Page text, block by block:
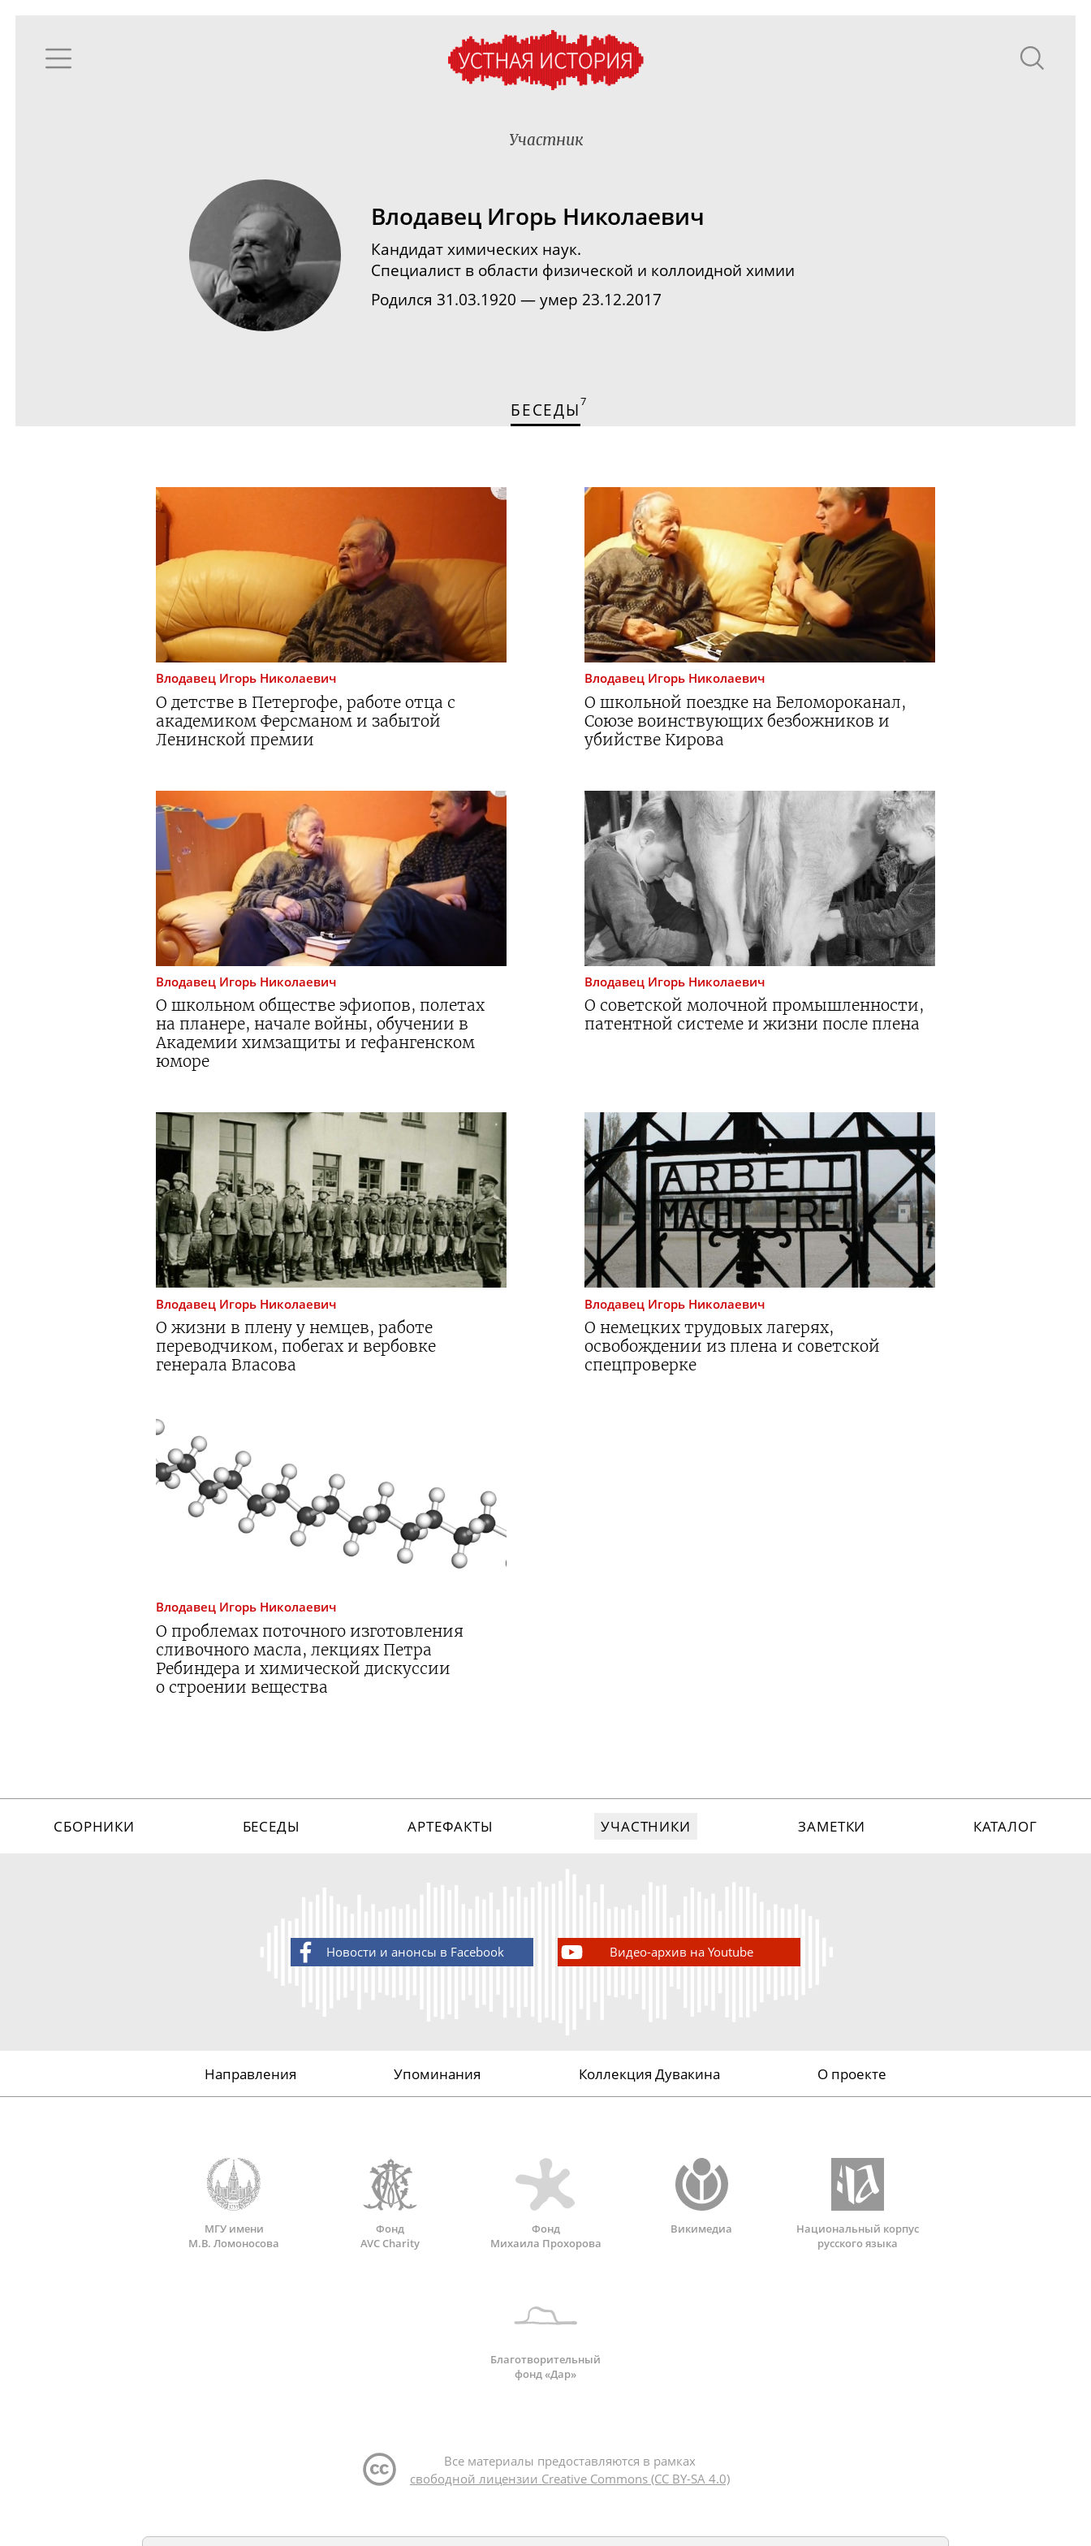
Участник
Влодавец Игорь Николаевич
Кандидат химических наук.
Специалист в области физической и коллоидной химии
Родился 31.03.1920 — умер 23.12.2017
БЕСЕДЫ7
Влодавец Игорь Николаевич
О детстве в Петергофе, работе отца с
академиком Ферсманом и забытой
Ленинской премии
Влодавец Игорь Николаевич
О школьной поездке на Беломороканал,
Союзе воинствующих безбожников и
убийстве Кирова
Влодавец Игорь Николаевич
О школьном обществе эфиопов, полетах
на планере, начале войны, обучении в
Академии химзащиты и гефангенском
юморе
Влодавец Игорь Николаевич
О советской молочной промышленности,
патентной системе и жизни после плена
Влодавец Игорь Николаевич
О жизни в плену у немцев, работе
переводчиком, побегах и вербовке
генерала Власова
Влодавец Игорь Николаевич
О немецких трудовых лагерях,
освобождении из плена и советской
спецпроверке
Влодавец Игорь Николаевич
О проблемах поточного изготовления
сливочного масла, лекциях Петра
Ребиндера и химической дискуссии
о строении вещества
СБОРНИКИ БЕСЕДЫ АРТЕФАКТЫ УЧАСТНИКИ ЗАМЕТКИ КАТАЛОГ
Новости и анонсы в Facebook Видео-архив на Youtube
Направления Упоминания Коллекция Дувакина О проекте
МГУ имени
М.В. Ломоносова
Фонд
AVC Charity
Фонд
Михаила Прохорова
Викимедиа
Национальный корпус
русского языка
Благотворительный
фонд «Дар»
Все материалы предоставляются в рамках
свободной лицензии Creative Commons (CC BY-SA 4.0)